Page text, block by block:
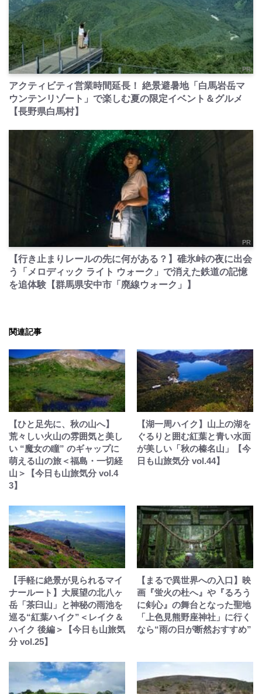
PR
アクティビティ営業時間延長！ 絶景避暑地「白馬岩岳マ
ウンテンリゾート」で楽しむ夏の限定イベント＆グルメ
【長野県白馬村】
PR
【行き止まりレールの先に何がある？】碓氷峠の夜に出会
う「メロディック ライト ウォーク」で消えた鉄道の記憶
を追体験【群馬県安中市「廃線ウォーク」】
関連記事
【ひと足先に、秋の山へ】
荒々しい火山の雰囲気と美し
い “魔女の瞳” のギャップに
萌える山の旅＜福島・一切経
山＞【今日も山旅気分 vol.4
3】
【湖一周ハイク】山上の湖を
ぐるりと囲む紅葉と青い水面
が美しい「秋の榛名山」【今
日も山旅気分 vol.44】
【手軽に絶景が見られるマイ
ナールート】大展望の北八ヶ
岳「茶臼山」と神秘の雨池を
巡る“紅葉ハイク”＜レイク＆
ハイク 後編＞【今日も山旅気
分 vol.25】
【まるで異世界への入口】映
画『蛍火の杜へ』や『るろう
に剣心』の舞台となった聖地
「上色見熊野座神社」に行く
なら“雨の日が断然おすすめ”